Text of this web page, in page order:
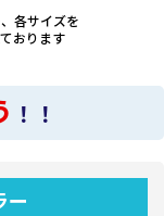
各サイズを
おります
！！
ー